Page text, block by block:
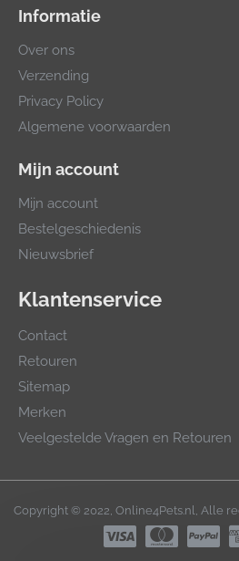
Informatie
Over ons
Verzending
Privacy Policy
Algemene voorwaarden
Mijn account
Mijn account
Bestelgeschiedenis
Nieuwsbrief
Klantenservice
Contact
Retouren
Sitemap
Merken
Veelgestelde Vragen en Retouren
Copyright © 2022, Online4Pets.nl, Alle